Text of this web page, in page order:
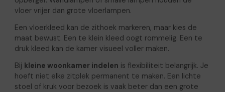
vloer vrijer dan grote vloerlampen.
Een vloerkleed kan de zithoek markeren, maar kies de
maat bewust. Een te klein kleed oogt rommelig. Een te
druk kleed kan de kamer visueel voller maken.
Bij kleine woonkamer indelen is flexibiliteit belangrijk. Je
hoeft niet elke zitplek permanent te maken. Een lichte
stoel of kruk voor bezoek is vaak beter dan een grote